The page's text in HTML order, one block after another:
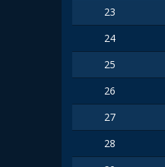
23
24
25
26
27
28